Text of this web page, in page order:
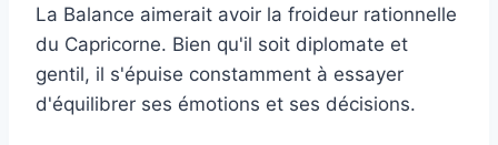
La Balance aimerait avoir la froideur rationnelle
du Capricorne. Bien qu'il soit diplomate et
gentil, il s'épuise constamment à essayer
d'équilibrer ses émotions et ses décisions.